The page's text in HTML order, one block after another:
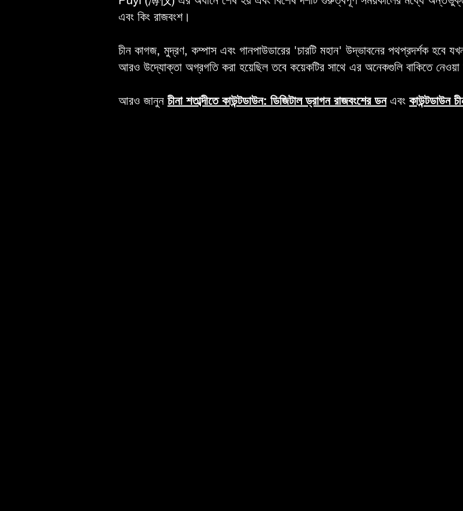
এবং কিং রাজবংশ।
চীন কাগজ, মুদ্রণ, কম্পাস এবং গানপাউডারের 'চারটি মহান' উদ্ভাবনের পথপ্রদর্শক হবে
আরও উদ্যোক্তা অগ্রগতি করা হয়েছিল তবে কয়েকটির সাথে এর অনেকগুলি বাকিতে নেওয়া
আরও জানুন চীনা শতাব্দীতে কাউন্টডাউন: ডিজিটাল ড্রাগন রাজবংশের ডনএবং কাউন্টডাউন